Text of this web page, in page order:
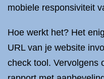
mobiele responsiviteit
Hoe werkt het? Het
URL van je website
check tool. Vervolgens